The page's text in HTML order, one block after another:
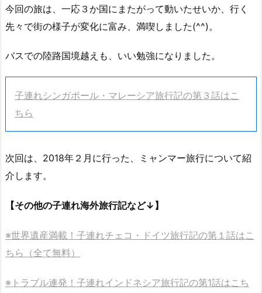
今回の旅は、一応３か国にまたがって動いたせいか、行く
先々で街の様子が変化に富み、満喫しました(^^)。
バスでの陸路国境越えも、いい勉強になりました。
子連れシンガポール・マレーシア旅行記の第３話はこ
ちら
次回は、2018年２月に行った、ミャンマー旅行について紹
介します。
【その他の子連れ海外旅行記など↓】
※世界遺産満載！子連れチェコ・ドイツ旅行記の第１話はこ
ちら（全て無料）
※トラブル連発！子連れインドネシア旅行記の第1話はこち